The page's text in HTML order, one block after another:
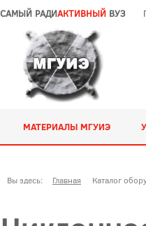
САМЫЙ РАДИАКТИВНЫЙ ВУЗ
МАТЕРИАЛЫ МГУИЭ
Вы здесь: Главная Каталог